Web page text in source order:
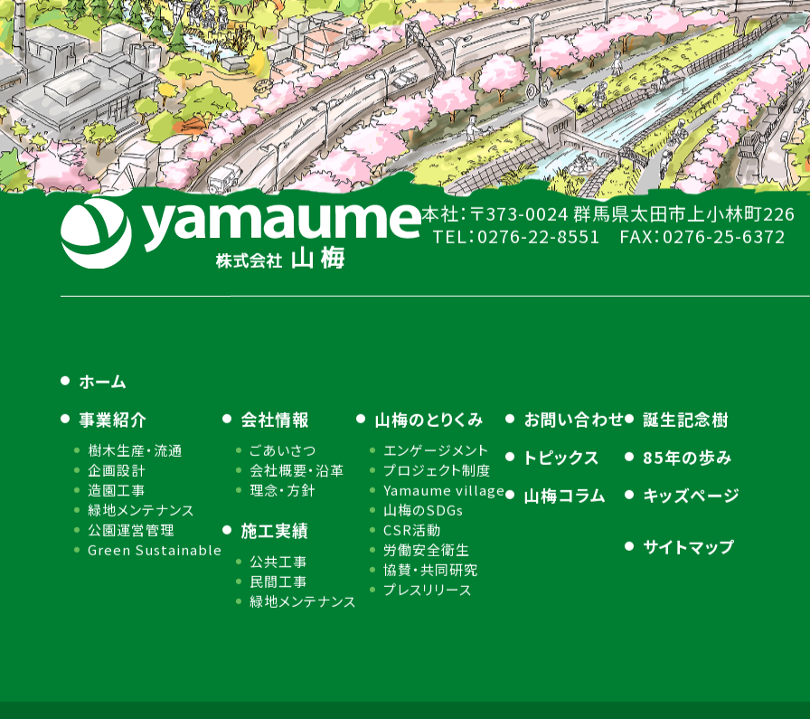
本社：〒373-0024 群馬県太田市上小林町226
TEL：0276-22-8551 FAX：0276-25-6372
ホーム
事業紹介
樹木生産・流通
企画設計
造園工事
緑地メンテナンス
公園運営管理
Green Sustainable
会社情報
ごあいさつ
会社概要・沿革
理念・方針
施工実績
公共工事
民間工事
緑地メンテナンス
山梅のとりくみ
エンゲージメント
プロジェクト制度
Yamaume village
山梅のSDGs
CSR活動
労働安全衛生
協賛・共同研究
プレスリリース
お問い合わせ
トピックス
山梅コラム
誕生記念樹
85年の歩み
キッズページ
サイトマップ